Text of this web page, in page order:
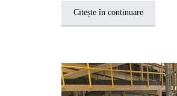
Citește în continuare